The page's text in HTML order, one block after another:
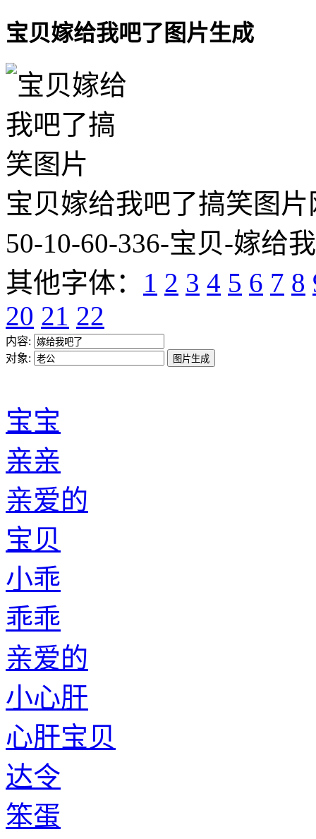
宝贝嫁给我吧了图片生成
宝贝嫁给我吧了搞笑图片
50-10-60-336-宝贝-嫁给
其他字体： 1 2 3 4 5 6 7 8
20 21 22
内容:
对象:
宝宝
亲亲
亲爱的
宝贝
小乖
乖乖
亲爱的
小心肝
心肝宝贝
达令
笨蛋